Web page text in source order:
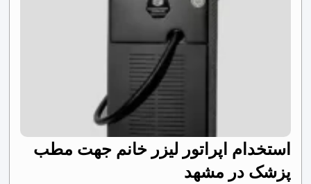
استخدام اپراتور لیزر خانم جهت مطب
پزشک در مشهد